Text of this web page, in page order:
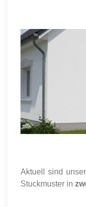
Aktuell sind
Stuckmuster in